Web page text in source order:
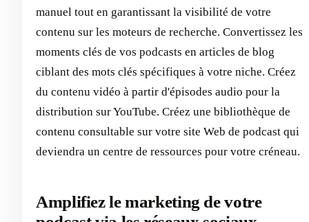
manuel tout en garantissant la visibilité de votre
contenu sur les moteurs de recherche. Convertissez les
moments clés de vos podcasts en articles de blog
ciblant des mots clés spécifiques à votre niche. Créez
du contenu vidéo à partir d'épisodes audio pour la
distribution sur YouTube. Créez une bibliothèque de
contenu consultable sur votre site Web de podcast qui
deviendra un centre de ressources pour votre créneau.
Amplifiez le marketing de votre